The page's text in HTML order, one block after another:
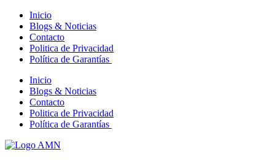
Inicio
Blogs & Noticias
Contacto
Politica de Privacidad
Política de Garantías
Inicio
Blogs & Noticias
Contacto
Politica de Privacidad
Política de Garantías